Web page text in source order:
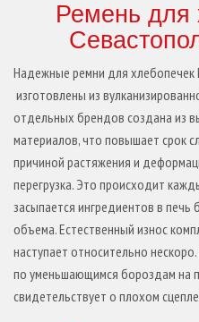
Ремень для
Надежные ремни для хлебопечек
изготовлены из
отдельных брендов создана из
материалов, что повышает срок
причиной растяжения и
перегрузка. Это происходит
засыпается ингредиентов в печь
объема. Естественный износ
наступает относительно
по уменьшающимся бороздам на
свидетельствует о плохом